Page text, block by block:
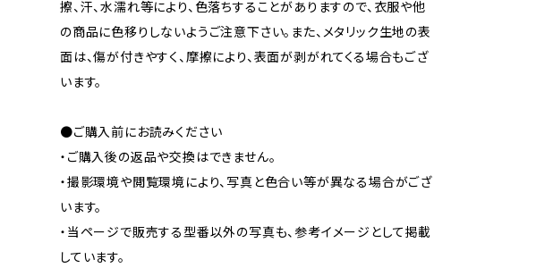
擦、汗、水濡れ等により、色落ちすることがありますので、衣服や他
の商品に色移りしないようご注意下さい。また、メタリック生地の表
面は、傷が付きやすく、摩擦により、表面が剥がれてくる場合もござ
います。
●ご購入前にお読みください
・ご購入後の返品や交換はできません。
・撮影環境や閲覧環境により、写真と色合い等が異なる場合がござ
います。
・当ページで販売する型番以外の写真も、参考イメージとして掲載
しています。